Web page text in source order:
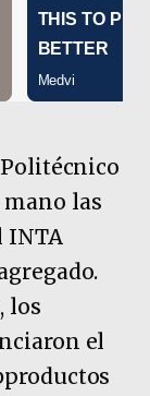
las
INTA
los
el